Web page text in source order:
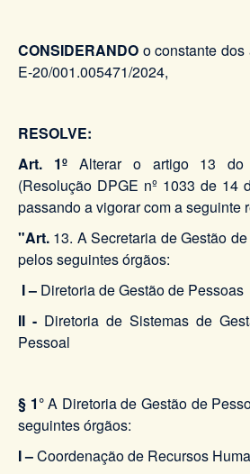
CONSIDERANDO o constante dos
E-20/001.005471/2024,
RESOLVE:
Art. 1º Alterar o artigo 13 do
(Resolução DPGE nº 1033 de 14
passando a vigorar com a seguinte
"Art. 13. A Secretaria de Gestão
pelos seguintes órgãos:
I – Diretoria de Gestão de Pessoas
II - Diretoria de Sistemas de
Pessoal
§ 1°A Diretoria de Gestão de
seguintes órgãos:
I –Coordenação de Recursos